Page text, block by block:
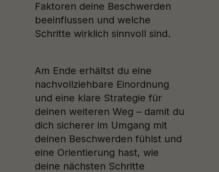
Faktoren deine Beschwerden
beeinflussen und welche
Schritte wirklich sinnvoll sind.
Am Ende erhältst du eine
nachvollziehbare Einordnung
und eine klare Strategie für
deinen weiteren Weg – damit du
dich sicherer im Umgang mit
deinen Beschwerden fühlst und
eine Orientierung hast, wie
deine nächsten Schritte